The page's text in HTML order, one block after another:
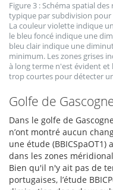
Figure 3 : Schéma spatial
typique par subdivision pour
La couleur violette indique
le bleu foncé indique une
bleu clair indique une
minimum. Les zones grises
à long terme n'est évident et
trop courtes pour détecter
Golfe de
Dans le golfe de
n’ont montré aucun
une étude
dans les zones
Bien qu'il n'y ait pas de
portugaises, l’étude